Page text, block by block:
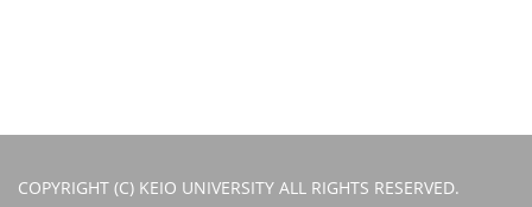
COPYRIGHT (C) KEIO UNIVERSITY ALL RIGHTS RESERVED.